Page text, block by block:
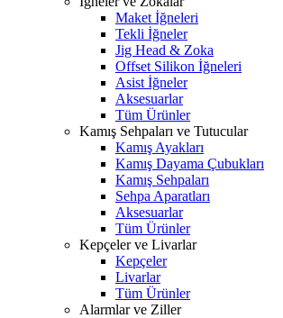
Maket İğneleri
Tekli İğneler
Jig Head & Zoka
Offset Silikon İğneleri
Asist İğneler
Aksesuarlar
Tüm Ürünler
Kamış Sehpaları ve Tutucular
Kamış Ayakları
Kamış Dayama Çubukları
Kamış Sehpaları
Sehpa Aparatları
Aksesuarlar
Tüm Ürünler
Kepçeler ve Livarlar
Kepçeler
Livarlar
Tüm Ürünler
Alarmlar ve Ziller